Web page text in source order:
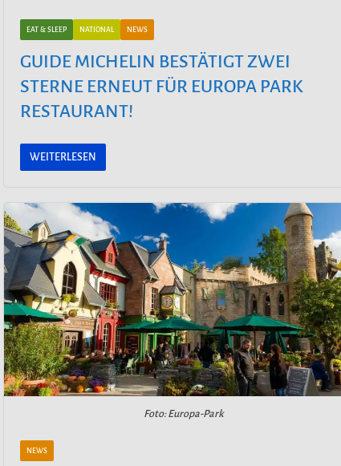
EAT & SLEEP NATIONAL NEWS
GUIDE MICHELIN BESTÄTIGT ZWEI
STERNE ERNEUT FÜR EUROPA PARK
RESTAURANT!
WEITERLESEN
Foto: Europa-Park
NEWS